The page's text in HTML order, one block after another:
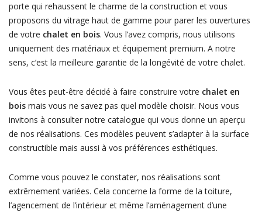
porte qui rehaussent le charme de la construction et vous
proposons du vitrage haut de gamme pour parer les ouvertures
de votre chalet en bois. Vous l’avez compris, nous utilisons
uniquement des matériaux et équipement premium. A notre
sens, c’est la meilleure garantie de la longévité de votre chalet.
Vous êtes peut-être décidé à faire construire votre chalet en
boismais vous ne savez pas quel modèle choisir. Nous vous
invitons à consulter notre catalogue qui vous donne un aperçu
de nos réalisations. Ces modèles peuvent s’adapter à la surface
constructible mais aussi à vos préférences esthétiques.
Comme vous pouvez le constater, nos réalisations sont
extrêmement variées. Cela concerne la forme de la toiture,
l’agencement de l’intérieur et même l’aménagement d’une